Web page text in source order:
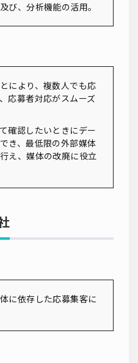
び、分析機能の活用。
により、複数人でも応
応募者対応がスムーズ
確認したいときにデー
き、最低限の外部媒体
え、媒体の改廃に役立
に依存した応募集客に